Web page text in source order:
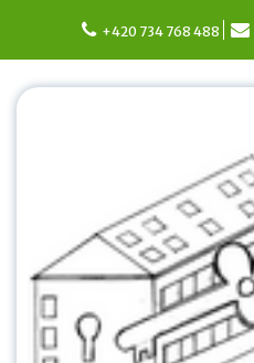
content
+420 734 768 488